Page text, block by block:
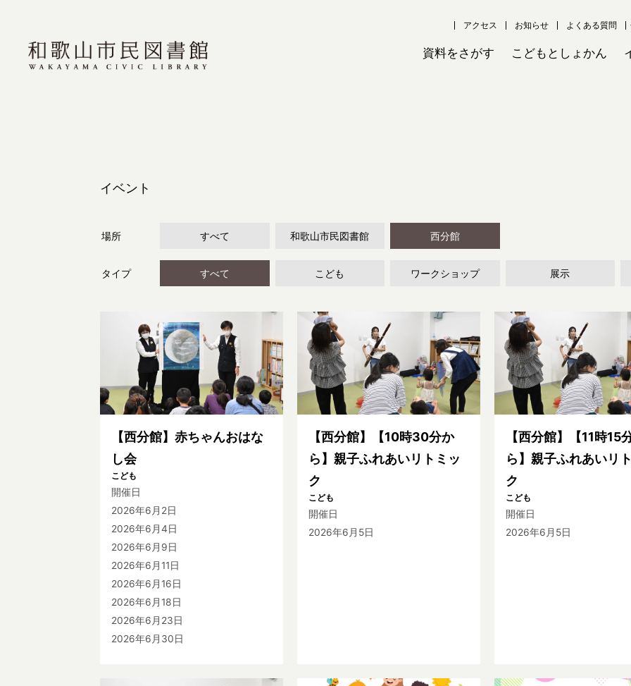
アクセス お知らせ よくある質問
資料をさがす こどもとしょかん
イベント
場所 すべて 和歌山市民図書館 西分館
タイプ すべて こども ワークショップ 展示
【西分館】赤ちゃんおはな
し会
こども
開催日
2026年6月2日
2026年6月4日
2026年6月9日
2026年6月11日
2026年6月16日
2026年6月18日
2026年6月23日
2026年6月30日
【西分館】【10時30分か
ら】親子ふれあいリトミッ
ク
こども
開催日
2026年6月5日
【西分館】【11時15
ら】親子ふれあいリ
ク
こども
開催日
2026年6月5日